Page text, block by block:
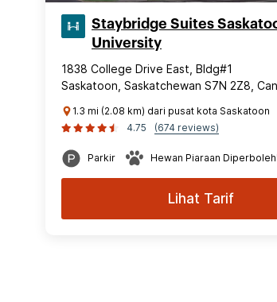
Staybridge Suites
University
1838 College Drive East, Bldg#1
Saskatoon, Saskatchewan S7N 2Z8,
1.3 mi (2.08 km) dari pusat kota Saskatoon
4.75
(674 reviews)
Parkir Hewan Piaraan
Lihat Tarif